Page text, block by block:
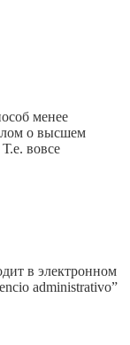
менее
о высшем
вовсе
в электронном
administrativo”